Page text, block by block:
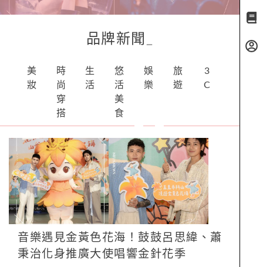
歌手十年第一次遇到」
品牌新聞
美
妝
時
尚
穿
搭
生
活
悠
活
美
食
娛
樂
旅
遊
3
C
音樂遇見金黃色花海！鼓鼓呂思緯、蕭
秉治化身推廣大使唱響金針花季